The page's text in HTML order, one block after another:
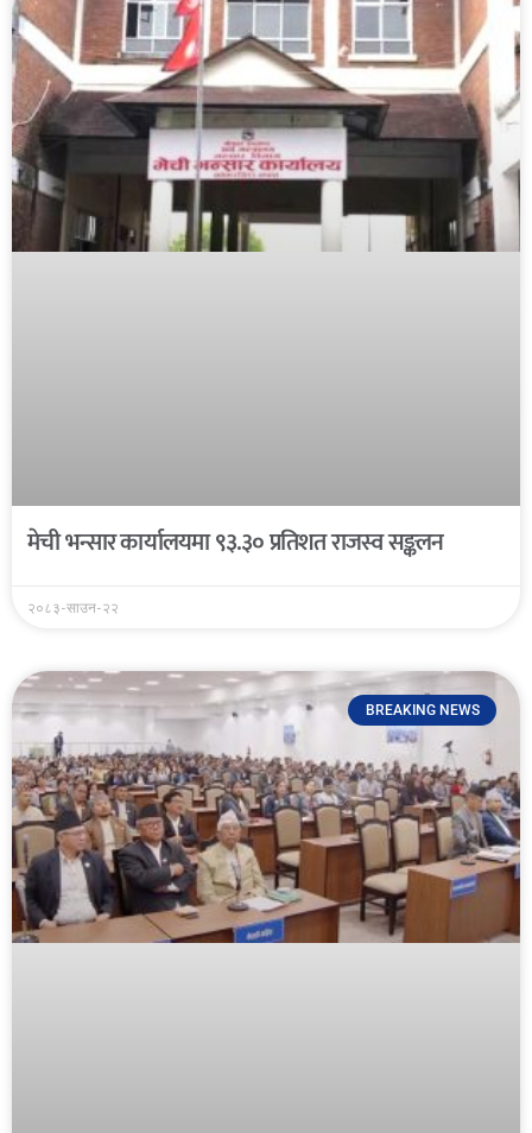
मेची भन्सार कार्यालयमा ९३.३० प्रतिशत राजस्व सङ्कलन
२०८३-साउन-२२
BREAKING NEWS